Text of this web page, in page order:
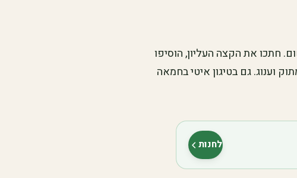
חתכו את הקצה העליון, הוסיפו
וענוג. גם בטיגון איטי בחמאה
לחנות(נפתח בלשונית חדשה)